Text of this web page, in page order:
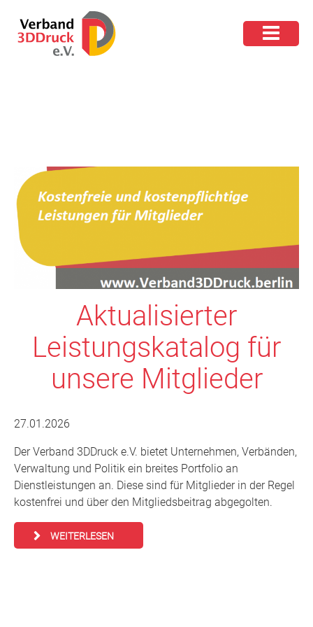
Aktualisierter
Leistungskatalog für
unsere Mitglieder
27.01.2026
Der Verband 3DDruck e.V. bietet Unternehmen, Verbänden,
Verwaltung und Politik ein breites Portfolio an
Dienstleistungen an. Diese sind für Mitglieder in der Regel
kostenfrei und über den Mitgliedsbeitrag abgegolten.
WEITERLESEN